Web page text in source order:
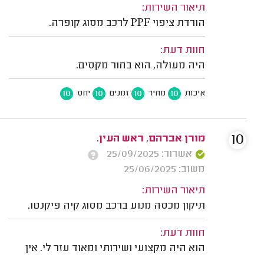
תיאור השירות:
הורדת ציפוי PPF לרכב מסוג קופרה.
חוות דעת:
היה מעולה, הוא בחור מקסים.
איכות 10 מחיר 10 זמנים 10 יחס 10
מורן אברהם, ראש העין.
אשרור: 25/09/2025
משוב: 25/06/2025
תיאור השירות:
תיקון מכסה מנוע ברכב מסוג קיה פיקנטו.
חוות דעת:
הוא היה מקצועי ושירותי ומאוד עזר לי. אין
10